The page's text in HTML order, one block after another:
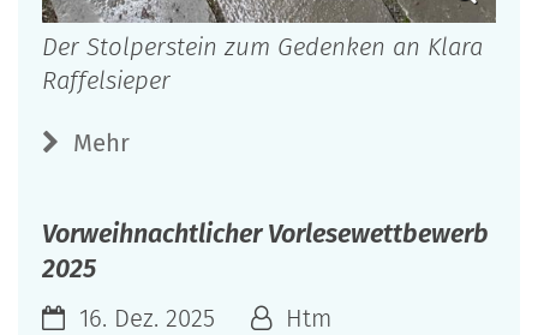
Der Stolperstein zum Gedenken an Klara
Raffelsieper
Mehr
Vorweihnachtlicher Vorlesewettbewerb
2025
16. Dez. 2025
Htm